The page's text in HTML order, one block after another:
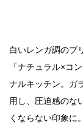
白いレンガ調のブ
「ナチュラル×コ
ナルキッチン。ガ
用し、圧迫感のな
くならない印象に。